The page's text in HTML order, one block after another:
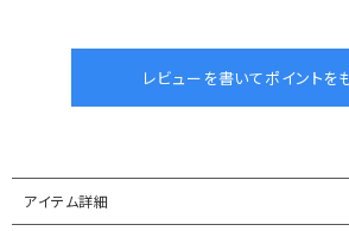
アイテム詳細